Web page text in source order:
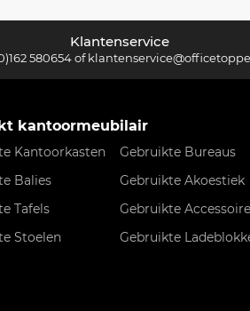
Klantenservice
580654of
kantoormeubilair
Kantoorkasten
Gebruikte Bureaus
Balies
Gebruikte Akoestiek
Tafels
Gebruikte
Stoelen
Gebruikte